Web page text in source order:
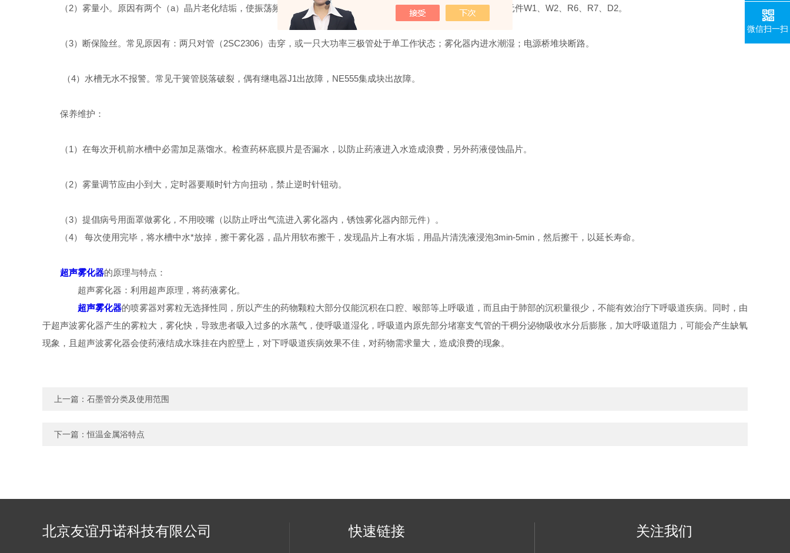
（2）雾量小。原因有两个（a）晶片老化结垢，使振荡频率发生变化；（b）两对管基极电压偏低，查基极偏置电路元件W1、W2、R6、R7、D2。
（3）断保险丝。常见原因有：两只对管（2SC2306）击穿，或一只大功率三极管处于单工作状态；雾化器内进水潮湿；电源桥堆块断路。
（4）水槽无水不报警。常见干簧管脱落破裂，偶有继电器J1出故障，NE555集成块出故障。
保养维护：
（1）在每次开机前水槽中必需加足蒸馏水。检查药杯底膜片是否漏水，以防止药液进入水造成浪费，另外药液侵蚀晶片。
（2）雾量调节应由小到大，定时器要顺时针方向扭动，禁止逆时针钮动。
（3）提倡病号用面罩做雾化，不用咬嘴（以防止呼出气流进入雾化器内，锈蚀雾化器内部元件）。
（4） 每次使用完毕，将水槽中水*放掉，擦干雾化器，晶片用软布擦干，发现晶片上有水垢，用晶片清洗液浸泡3min-5min，然后擦干，以延长寿命。
超声雾化器的原理与特点：
超声雾化器：利用超声原理，将药液雾化。
超声雾化器的喷雾器对雾粒无选择性同，所以产生的药物颗粒大部分仅能沉积在口腔、喉部等上呼吸道，而且由于肺部的沉积量很少，不能有效治疗下呼吸道疾病。同时，由
于超声波雾化器产生的雾粒大，雾化快，导致患者吸入过多的水蒸气，使呼吸道湿化，呼吸道内原先部分堵塞支气管的干稠分泌物吸收水分后膨胀，加大呼吸道阻力，可能会产生缺氧
现象，且超声波雾化器会使药液结成水珠挂在内腔壁上，对下呼吸道疾病效果不佳，对药物需求量大，造成浪费的现象。
上一篇： 石墨管分类及使用范围
下一篇：恒温金属浴特点
北京友谊丹诺科技有限公司 快速链接 关注我们
微信扫一扫